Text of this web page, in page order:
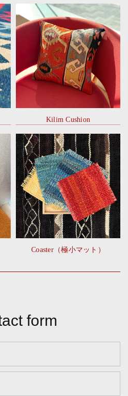
Kilim Cushion
Coaster（極小マット）
form